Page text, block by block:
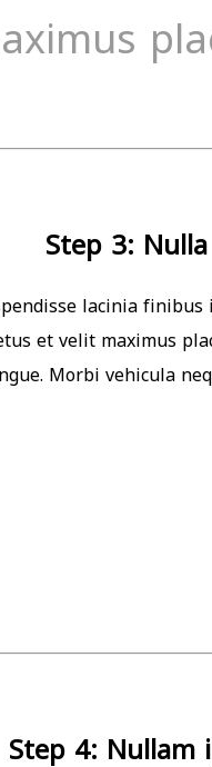
Step 3:
lacinia
et velit maximus
Morbi vehicula
Step 4: Nullam